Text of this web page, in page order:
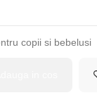
copii si bebelusi